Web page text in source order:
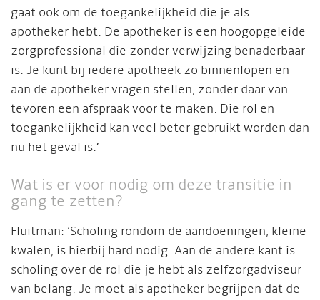
gaat ook om de toegankelijkheid die je als
apotheker hebt. De apotheker is een hoogopgeleide
zorgprofessional die zonder verwijzing benaderbaar
is. Je kunt bij iedere apotheek zo binnenlopen en
aan de apotheker vragen stellen, zonder daar van
tevoren een afspraak voor te maken. Die rol en
toegankelijkheid kan veel beter gebruikt worden dan
nu het geval is.’
Wat is er voor nodig om deze transitie in
gang te zetten?
Fluitman: ‘Scholing rondom de aandoeningen, kleine
kwalen, is hierbij hard nodig. Aan de andere kant is
scholing over de rol die je hebt als zelfzorgadviseur
van belang. Je moet als apotheker begrijpen dat de